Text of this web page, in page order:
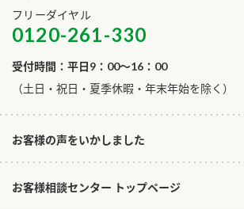
フリーダイヤル
0120-261-330
受付時間：平日9：00～16：00
​（土日・祝日・夏季休暇・年末年始を除く）
お客様の声をいかしました
お客様相談センター トップページ